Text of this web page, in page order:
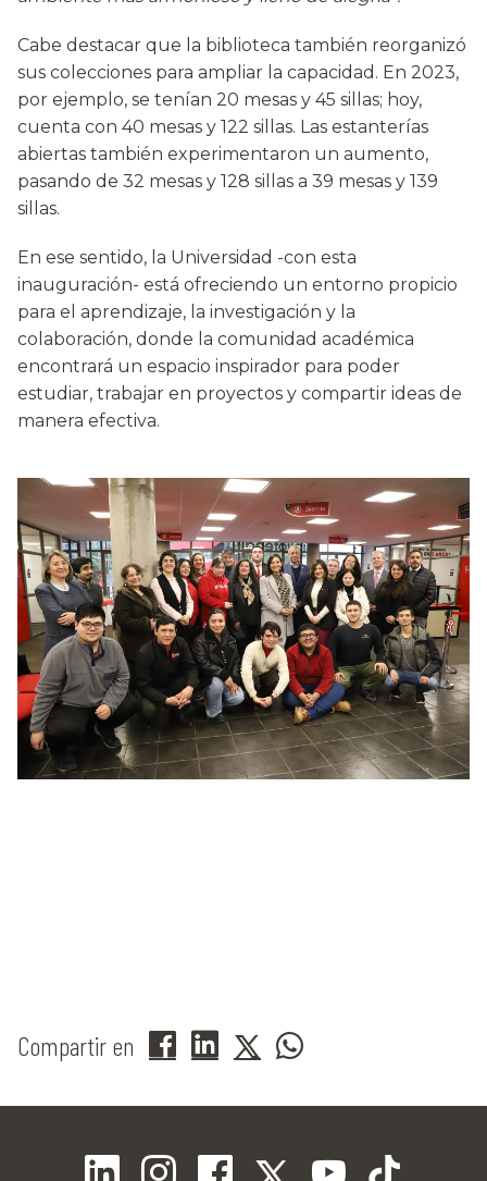
Cabe destacar que la biblioteca también reorganizó
sus colecciones para ampliar la capacidad. En 2023,
por ejemplo, se tenían 20 mesas y 45 sillas; hoy,
cuenta con 40 mesas y 122 sillas. Las estanterías
abiertas también experimentaron un aumento,
pasando de 32 mesas y 128 sillas a 39 mesas y 139
sillas.
En ese sentido, la Universidad -con esta
inauguración- está ofreciendo un entorno propicio
para el aprendizaje, la investigación y la
colaboración, donde la comunidad académica
encontrará un espacio inspirador para poder
estudiar, trabajar en proyectos y compartir ideas de
manera efectiva.
Compartir en